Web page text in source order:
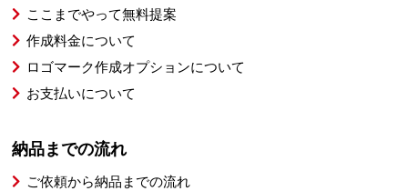
ここまでやって無料提案
作成料金について
ロゴマーク作成オプションについて
お支払いについて
納品までの流れ
ご依頼から納品までの流れ